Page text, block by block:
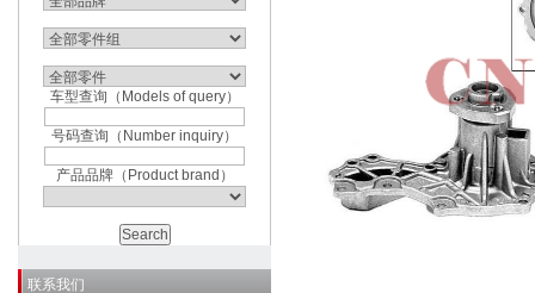
车型查询（Models of query）
号码查询（Number inquiry）
产品品牌（Product brand）
联系我们